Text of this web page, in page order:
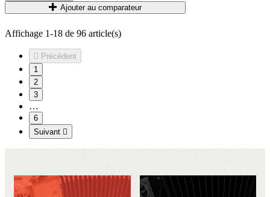
Ajouter au comparateur
Affichage 1-18 de 96 article(s)
 Précédent
1
2
3
…
6
Suivant 